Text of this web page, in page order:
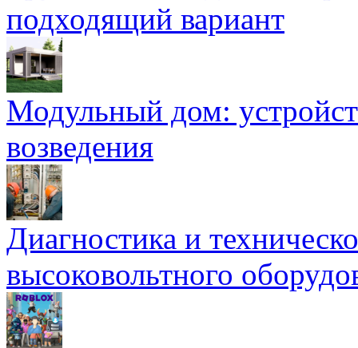
подходящий вариант
Модульный дом:
возведения
Диагностика и
высоковольтного